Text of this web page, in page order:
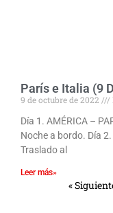
París e Italia (9
9 de octubre de 2022
Día 1. AMÉRICA –
Noche a bordo. Día
Traslado al
Leer más»
«